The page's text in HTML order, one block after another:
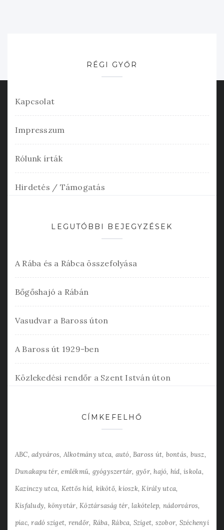
RÉGI GYŐR
Kapcsolat
Impresszum
Rólunk írták
Hirdetés / Támogatás
LEGUTÓBBI BEJEGYZÉSEK
A Rába és a Rábca összefolyása
Bőgőshajó a Rábán
Vasudvar a Baross úton
A Baross út 1929-ben
Közlekedési rendőr a Szent István úton
CÍMKEFELHŐ
ABC adyváros Alkotmány utca autó Baross út bontás busz
Dunakapu tér emlékmű gyógyszertár győr hajó híd iskola
Kazinczy utca Kettős híd kikötő kioszk Király utca
Kisfaludy könyvtár Köztársaság tér lakótelep nádorváros
piac radó sziget rendőr Rába Rábca Sziget szobor Széchenyi